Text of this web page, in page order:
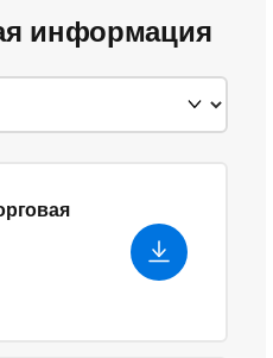
информация